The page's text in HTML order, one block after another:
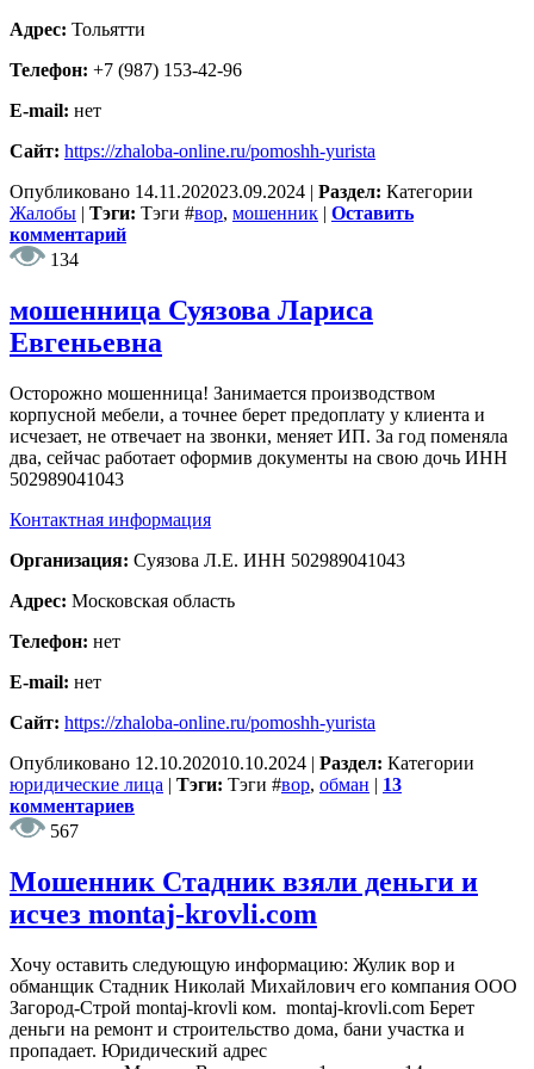
Адрес: Тольятти
Телефон: +7 (987) 153-42-96
E-mail: нет
Сайт: https://zhaloba-online.ru/pomoshh-yurista
Опубликовано 14.11.202023.09.2024 | Раздел: Категории
Жалобы | Тэги: Тэги #вор, мошенник | Оставить
комментарий
134
мошенница Суязова Лариса
Евгеньевна
Осторожно мошенница! Занимается производством
корпусной мебели, а точнее берет предоплату у клиента и
исчезает, не отвечает на звонки, меняет ИП. За год поменяла
два, сейчас работает оформив документы на свою дочь ИНН
502989041043
Контактная информация
Организация: Суязова Л.Е. ИНН 502989041043
Адрес: Московская область
Телефон: нет
E-mail: нет
Сайт: https://zhaloba-online.ru/pomoshh-yurista
Опубликовано 12.10.202010.10.2024 | Раздел: Категории
юридические лица | Тэги: Тэги #вор, обман | 13
комментариев
567
Мошенник Стадник взяли деньги и
исчез montaj-krovli.com
Хочу оставить следующую информацию: Жулик вор и
обманщик Стадник Николай Михайлович его компания ООО
Загород-Строй montaj-krovli ком. montaj-krovli.com Берет
деньги на ремонт и строительство дома, бани участка и
пропадает. Юридический адрес